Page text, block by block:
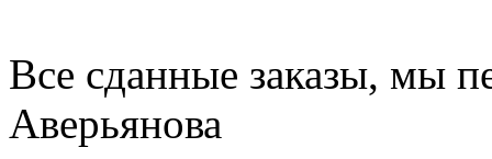
Все сданные заказы, мы
Аверьянова